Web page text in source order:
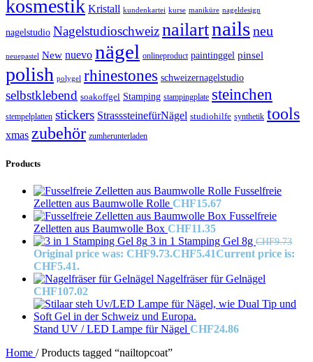
kosmestik Kristall kundenkartei kurse maniküre nageldesign
nagelstudio Nagelstudioschweiznailartnailsneu
neuepastel New nuevo nägel onlineproduct paintinggel pinsel
polish polygel rhinestones schweizernagelstudio
selbstklebend soakoffgel Stamping stampingplate steinchen
stempelplatten stickers StrasssteinefürNägel studiohilfe synthetik tools
xmas zubehör zumherunterladen
Products
Fusselfreie
Zelletten aus Baumwolle Rolle CHF15.67
Fusselfreie
Zelletten aus Baumwolle Box CHF11.35
3 in 1 Stamping Gel 8g CHF9.73
Original price was: CHF9.73.CHF5.41Current price is:
CHF5.41.
Nagelfräser für Gelnägel
CHF107.02
Stand UV / LED Lampe für Nägel CHF24.86
Home / Products tagged “nailtopcoat”